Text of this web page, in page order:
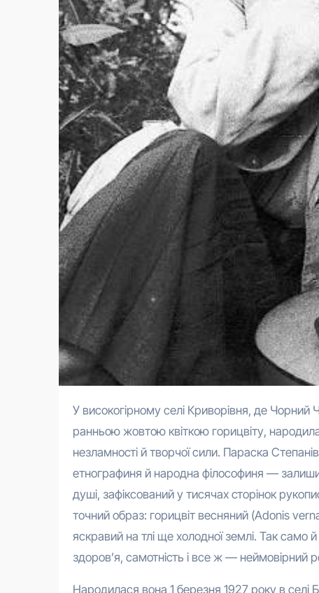
У високогірному селі Криворівня, де Чорний Черемош рве хвилі об кам’яні пороги, а кичери вкриваються
ранньою жовтою квіткою горицвіту,
незламності й творчої сили. Параска
етнографиня й народна філософиня —
душі, зафіксований у тисячах сторінок
точний образ: горицвіт весняний (Adonis
яскравий на тлі ще холодної землі. Так само
здоров’я, самотність і все ж — неймовірний
Народилася вона 1 березня 1927 року в